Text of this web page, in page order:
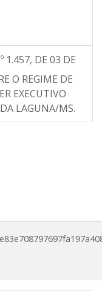
1.457, DE 03 DE
O REGIME DE
EXECUTIVO
LAGUNA/MS.